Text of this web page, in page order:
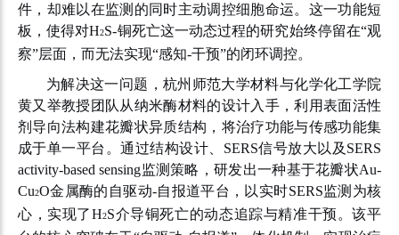
件，却难以在监测的同时主动调控细胞命运。这一功能短
板，使得对H2S-铜死亡这一动态过程的研究始终停留在“观
察”层面，而无法实现“感知-干预”的闭环调控。
为解决这一问题，杭州师范大学材料与化学化工学院
黄又举教授团队从纳米酶材料的设计入手，利用表面活性
剂导向法构建花瓣状异质结构，将治疗功能与传感功能集
成于单一平台。通过结构设计、 SERS信号放大以及 SERS
activity-based sensing监测策略，研发出一种基于花瓣状Au-
Cu2O金属酶的自驱动-自报道平台，以实时SERS监测为核
心，实现了H2S介导铜死亡的动态追踪与精准干预。该平